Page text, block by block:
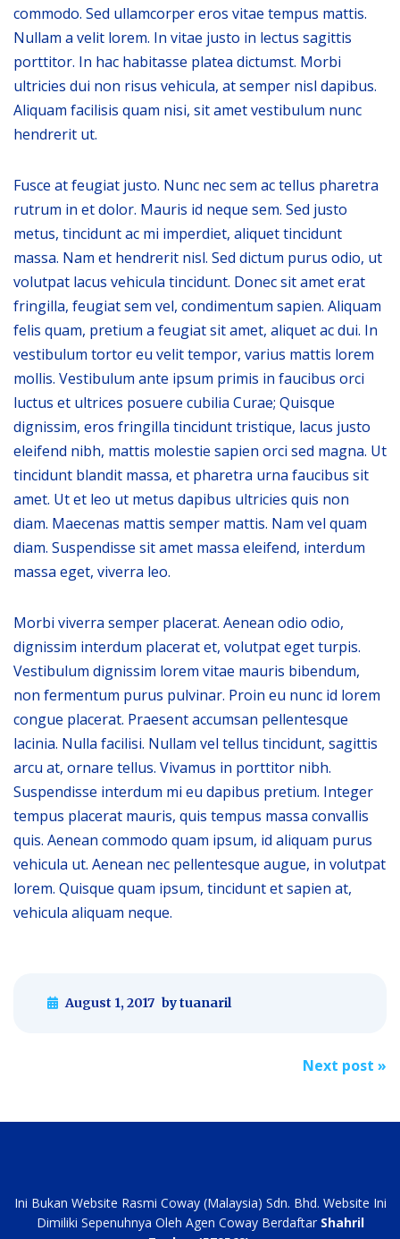
commodo. Sed ullamcorper eros vitae tempus mattis.
Nullam a velit lorem. In vitae justo in lectus sagittis
porttitor. In hac habitasse platea dictumst. Morbi
ultricies dui non risus vehicula, at semper nisl dapibus.
Aliquam facilisis quam nisi, sit amet vestibulum nunc
hendrerit ut.
Fusce at feugiat justo. Nunc nec sem ac tellus pharetra
rutrum in et dolor. Mauris id neque sem. Sed justo
metus, tincidunt ac mi imperdiet, aliquet tincidunt
massa. Nam et hendrerit nisl. Sed dictum purus odio, ut
volutpat lacus vehicula tincidunt. Donec sit amet erat
fringilla, feugiat sem vel, condimentum sapien. Aliquam
felis quam, pretium a feugiat sit amet, aliquet ac dui. In
vestibulum tortor eu velit tempor, varius mattis lorem
mollis. Vestibulum ante ipsum primis in faucibus orci
luctus et ultrices posuere cubilia Curae; Quisque
dignissim, eros fringilla tincidunt tristique, lacus justo
eleifend nibh, mattis molestie sapien orci sed magna. Ut
tincidunt blandit massa, et pharetra urna faucibus sit
amet. Ut et leo ut metus dapibus ultricies quis non
diam. Maecenas mattis semper mattis. Nam vel quam
diam. Suspendisse sit amet massa eleifend, interdum
massa eget, viverra leo.
Morbi viverra semper placerat. Aenean odio odio,
dignissim interdum placerat et, volutpat eget turpis.
Vestibulum dignissim lorem vitae mauris bibendum,
non fermentum purus pulvinar. Proin eu nunc id lorem
congue placerat. Praesent accumsan pellentesque
lacinia. Nulla facilisi. Nullam vel tellus tincidunt, sagittis
arcu at, ornare tellus. Vivamus in porttitor nibh.
Suspendisse interdum mi eu dapibus pretium. Integer
tempus placerat mauris, quis tempus massa convallis
quis. Aenean commodo quam ipsum, id aliquam purus
vehicula ut. Aenean nec pellentesque augue, in volutpat
lorem. Quisque quam ipsum, tincidunt et sapien at,
vehicula aliquam neque.
August 1, 2017 by tuanaril
Next post »
Ini Bukan Website Rasmi Coway (Malaysia) Sdn. Bhd. Website Ini
Dimiliki Sepenuhnya Oleh Agen Coway Berdaftar Shahril